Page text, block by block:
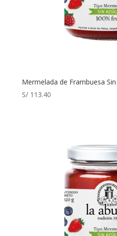
Mermelada de Frambuesa
S/113.40